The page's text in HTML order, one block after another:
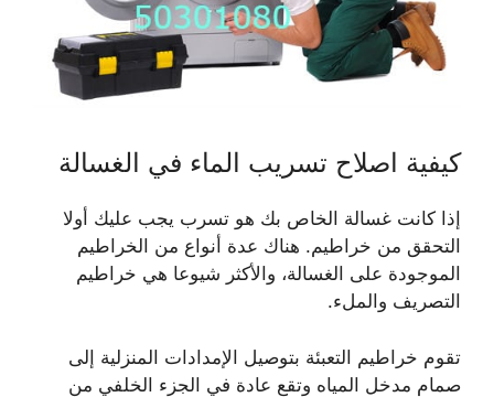
كيفية اصلاح تسريب الماء في الغسالة
إذا كانت غسالة الخاص بك هو تسرب يجب عليك أولا
التحقق من خراطيم. هناك عدة أنواع من الخراطيم
الموجودة على الغسالة، والأكثر شيوعا هي خراطيم
التصريف والملء.
تقوم خراطيم التعبئة بتوصيل الإمدادات المنزلية إلى
صمام مدخل المياه وتقع عادة في الجزء الخلفي من